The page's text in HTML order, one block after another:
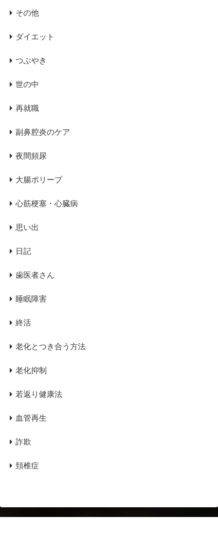
その他
ダイエット
つぶやき
世の中
再就職
副鼻腔炎のケア
夜間頻尿
大腸ポリープ
心筋梗塞・心臓病
思い出
日記
歯医者さん
睡眠障害
終活
老化とつき合う方法
老化抑制
若返り健康法
血管再生
詐欺
頚椎症